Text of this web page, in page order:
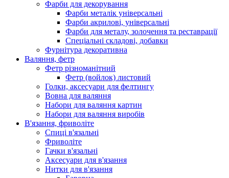
Фарби для декорування
Фарби металік універсальні
Фарби акрилові, універсальні
Фарби для металу, золочення та реставрації
Спеціальні складові, добавки
Фурнітура декоративна
Валяння, фетр
Фетр різноманітний
Фетр (войлок) листовий
Голки, аксесуари для фелтингу
Вовна для валяння
Набори для валяння картин
Набори для валяння виробів
В'язання, фриволіте
Спиці в'язальні
Фриволіте
Гачки в'язальні
Аксесуари для в'язання
Нитки для в'язання